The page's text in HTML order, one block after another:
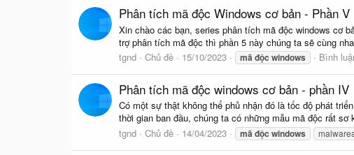
Phân tích mã độc Windows cơ bản - Phần V
Xin chào các bạn, series phân tích mã độc windows cơ
trợ phân tích mã độc thì phần 5 này chúng ta sẽ cùng
tgnd
Chủ đề 15/10/2023 mã độc windows Bình
Phân tích mã độc windows cơ bản - phần IV
Có một sự thật không thể phủ nhận đó là tốc độ phát
thời gian ban đầu, chúng ta có những mẫu mã độc rất
tgnd
Chủ đề 14/04/2023 mã độc windows